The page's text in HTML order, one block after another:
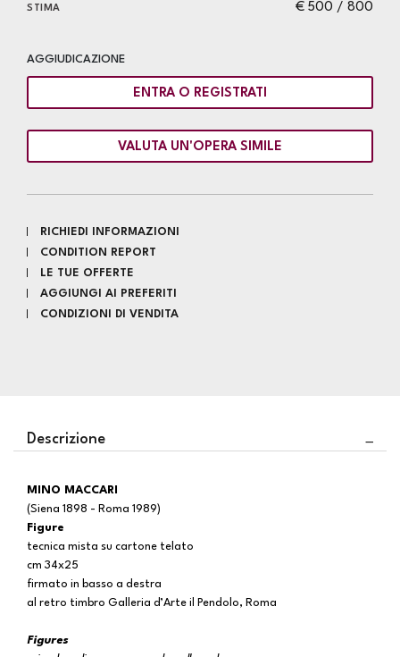
€ 500 / 800
STIMA
AGGIUDICAZIONE
ENTRA O REGISTRATI
VALUTA UN'OPERA SIMILE
RICHIEDI INFORMAZIONI
CONDITION REPORT
LE TUE OFFERTE
AGGIUNGI AI PREFERITI
CONDIZIONI DI VENDITA
Descrizione
MINO MACCARI
(Siena 1898 - Roma 1989)
Figure
tecnica mista su cartone telato
cm 34x25
firmato in basso a destra
al retro timbro Galleria d’Arte il Pendolo, Roma
Figures